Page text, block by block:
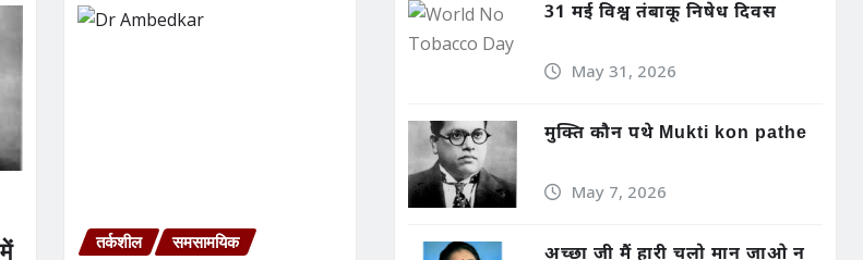
तर्कशील समसामयिक
31 मई विश्व तंबाकू निषेध दिवस
May 31, 2026
मुक्ति कौन पथे Mukti kon pathe
May 7, 2026
अच्छा जी मैं हारी चलो मान जाओ न